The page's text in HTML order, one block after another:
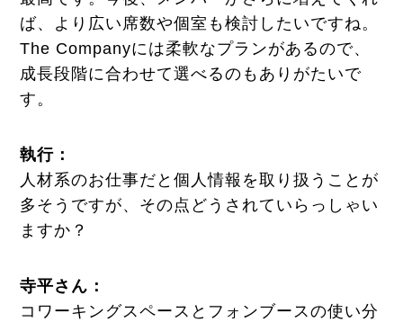
ば、より広い席数や個室も検討したいですね。
The Companyには柔軟なプランがあるので、
成長段階に合わせて選べるのもありがたいで
す。
執行 ：
人材系のお仕事だと個人情報を取り扱うことが
多そうですが、その点どうされていらっしゃい
ますか？
寺平さん：
コワーキングスペースとフォンブースの使い分